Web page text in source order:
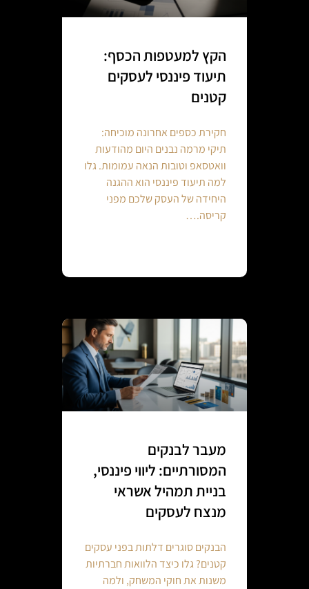
הקץ למעטפות הכסף:
תיעוד פיננסי לעסקים
קטנים
חקירת כספים אחרונה מוכיחה:
תיקי מרמה נבנים היום מהודעות
וואטסאפ וטובות הנאה עמומות. גלו
למה תיעוד פיננסי הוא ההגנה
היחידה של העסק שלכם מפני
קריסה.…
מעבר לבנקים
המסורתיים: ליווי פיננסי,
בניית תמהיל אשראי
מנצח לעסקים
הבנקים סוגרים דלתות בפני עסקים
קטנים? גלו כיצד הלוואות חברתיות
משנות את חוקי המשחק, ולמה